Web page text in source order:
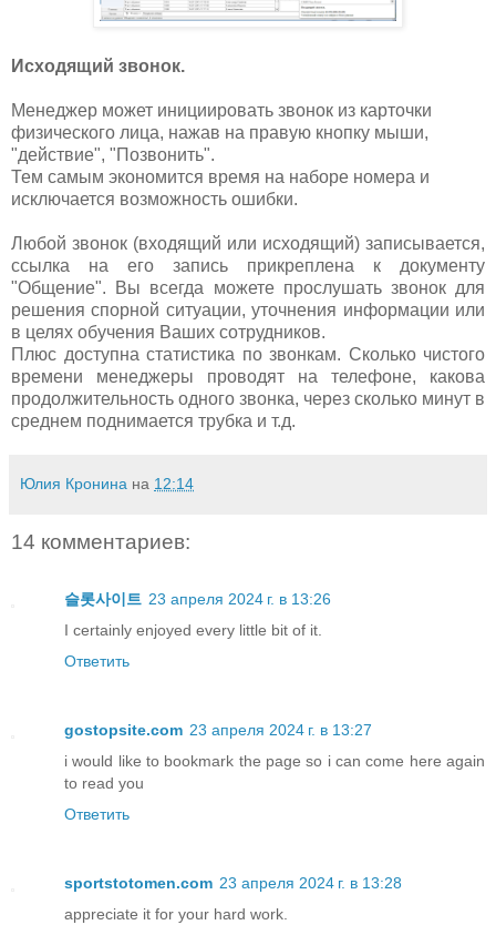
Исходящий звонок.
Менеджер может инициировать звонок из карточки
физического лица, нажав на правую кнопку мыши,
"действие", "Позвонить".
Тем самым экономится время на наборе номера и
исключается возможность ошибки.
Любой звонок (входящий или исходящий) записывается,
ссылка на его запись прикреплена к документу
"Общение". Вы всегда можете прослушать звонок для
решения спорной ситуации, уточнения информации или
в целях обучения Ваших сотрудников.
Плюс доступна статистика по звонкам. Сколько чистого
времени менеджеры проводят на телефоне, какова
продолжительность одного звонка, через сколько минут в
среднем поднимается трубка и т.д.
Юлия Кронина на 12:14
14 комментариев:
슬롯사이트 23 апреля 2024 г. в 13:26
I certainly enjoyed every little bit of it.
Ответить
gostopsite.com 23 апреля 2024 г. в 13:27
i would like to bookmark the page so i can come here again
to read you
Ответить
sportstotomen.com 23 апреля 2024 г. в 13:28
appreciate it for your hard work.